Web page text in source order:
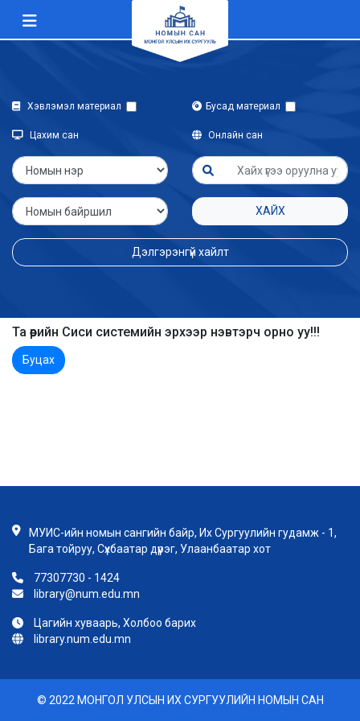
Хэвлэмэл материал Бусад материал
Цахим сан Онлайн сан
ХАЙХ
Дэлгэрэнгүй хайлт
Та өөрийн Сиси системийн эрхээр нэвтэрч орно уу!!!
Буцах
МУИС-ийн номын сангийн байр, Их Сургуулийн гудамж - 1,
Бага тойруу, Сүхбаатар дүүрэг, Улаанбаатар хот
77307730 - 1424
library@num.edu.mn
Цагийн хуваарь, Холбоо барих
library.num.edu.mn
© 2022 МОНГОЛ УЛСЫН ИХ СУРГУУЛИЙН НОМЫН САН